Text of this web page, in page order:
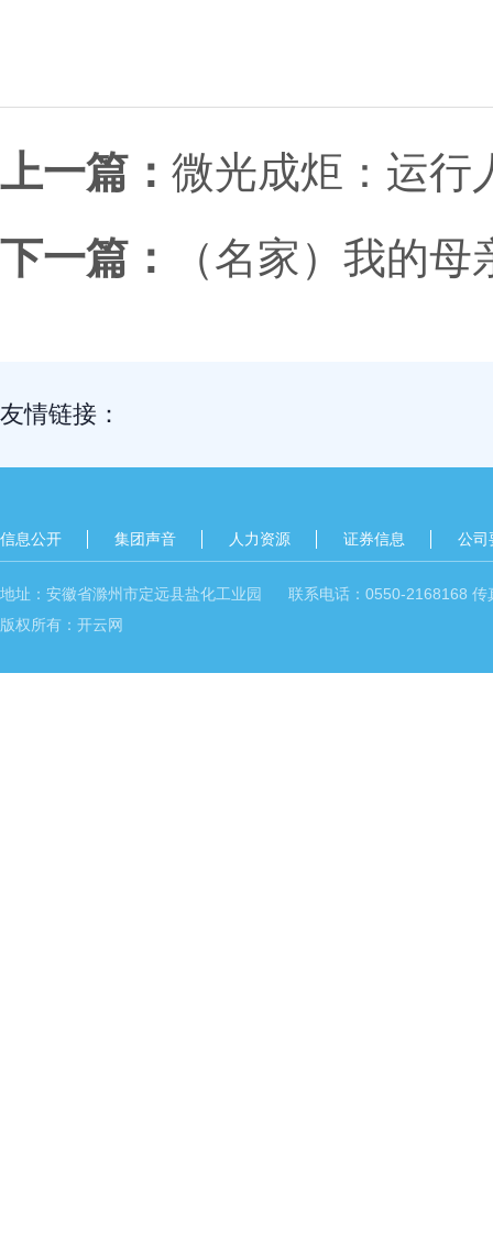
上一篇： 微光成炬：运行
下一篇：
（名家）我的母
友情链接：
信息公开 集团声音 人力资源 证券信息 公司
地址：安徽省滁州市定远县盐化工业园 联系电话：0550-2168168
版权所有：开云网